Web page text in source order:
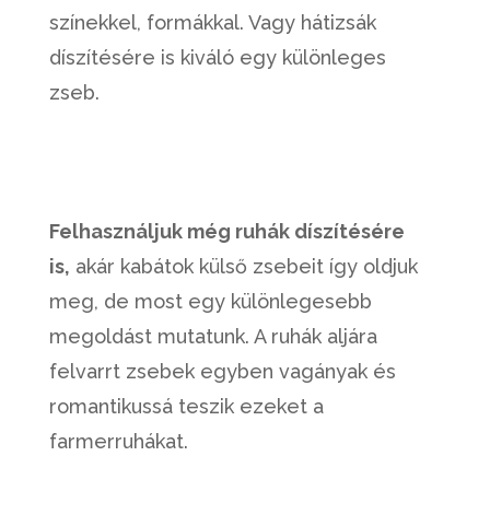
színekkel, formákkal. Vagy hátizsák
díszítésére is kiváló egy különleges
zseb.
Felhasználjuk még ruhák díszítésére
is, akár kabátok külső zsebeit így oldjuk
meg, de most egy különlegesebb
megoldást mutatunk. A ruhák aljára
felvarrt zsebek egyben vagányak és
romantikussá teszik ezeket a
farmerruhákat.